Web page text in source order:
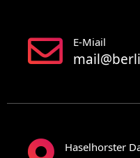
E-Miail
Haselhorster